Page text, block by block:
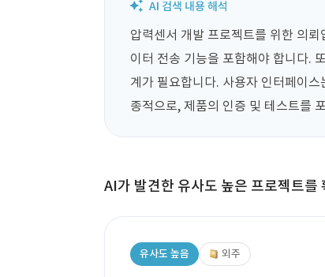
압력센서 개발 프로젝트를 위한 의
이터 전송 기능을 포함해야 합니다.
계가 필요합니다. 사용자 인터페이
종적으로, 제품의 인증 및 테스트를
AI가 발견한 유사도 높은 프로젝트를
유사도 높음 외주